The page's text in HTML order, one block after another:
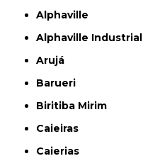
Alphaville
Alphaville Industrial
Arujá
Barueri
Biritiba Mirim
Caieiras
Caierias